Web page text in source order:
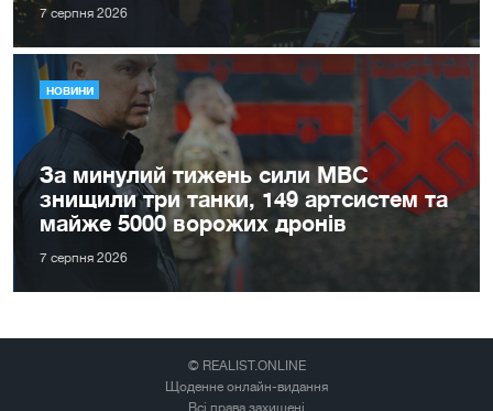
7 серпня 2026
НОВИНИ
За минулий тижень сили МВС
знищили три танки, 149 артсистем та
майже 5000 ворожих дронів
7 серпня 2026
© REALIST.ONLINE
Щоденне онлайн-видання